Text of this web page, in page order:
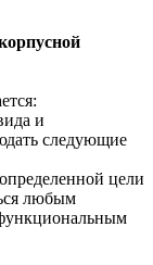
и
следующие
цели
любым